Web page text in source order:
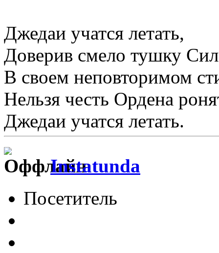
Джедаи учатся летать,
Доверив смело тушку
В своем неповторимом
Нельзя честь Ордена
Джедаи учатся летать.
Instatunda
Посетитель